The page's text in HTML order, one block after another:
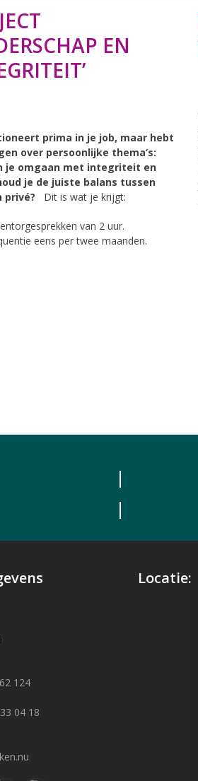
EN
prima in je job, maar hebt
over persoonlijke thema’s:
je omgaan met integriteit en
je de juiste balans tussen
privé?
Dit is wat je krijgt:
van 2 uur.
eens per twee maanden.
124
04 18
Locatie: